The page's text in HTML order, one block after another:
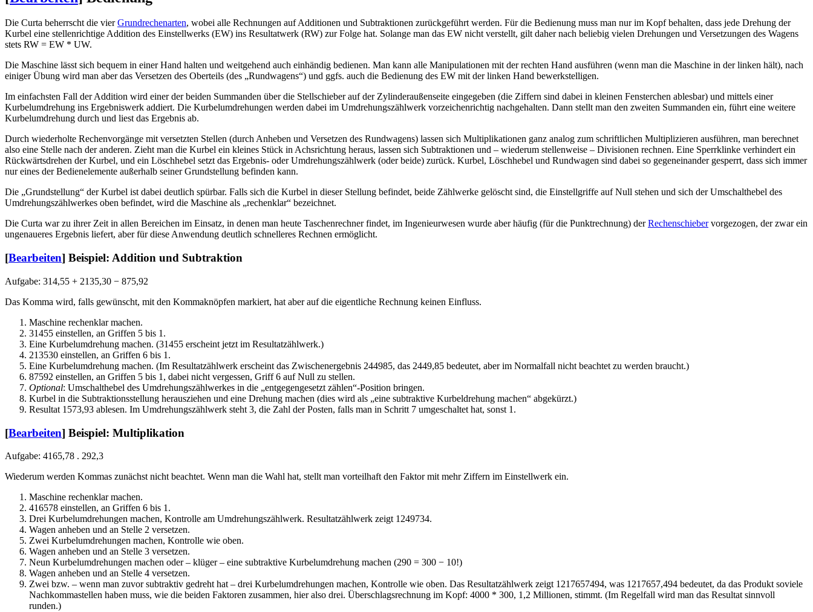
Die Curta beherrscht die vierGrundrechenarten, wobei alle Rechnungen auf Additionen und Subtraktionen zurückgeführt werden. Für die Bedienung muss man nur im Kopf behalten, dass jede Drehung der
Kurbel eine stellenrichtige Addition des Einstellwerks (EW) ins Resultatwerk (RW) zur Folge hat. Solange man das EW nicht verstellt, gilt daher nach beliebig vielen Drehungen und Versetzungen des Wagens
stets RW = EW * UW.
Die Maschine lässt sich bequem in einer Hand halten und weitgehend auch einhändig bedienen. Man kann alle Manipulationen mit der rechten Hand ausführen (wenn man die Maschine in der linken hält), nach
einiger Übung wird man aber das Versetzen des Oberteils (des „Rundwagens“) und ggfs. auch die Bedienung des EW mit der linken Hand bewerkstelligen.
Im einfachsten Fall der Addition wird einer der beiden Summanden über die Stellschieber auf der Zylinderaußenseite eingegeben (die Ziffern sind dabei in kleinen Fensterchen ablesbar) und mittels einer
Kurbelumdrehung ins Ergebniswerk addiert. Die Kurbelumdrehungen werden dabei im Umdrehungszählwerk vorzeichenrichtig nachgehalten. Dann stellt man den zweiten Summanden ein, führt eine weitere
Kurbelumdrehung durch und liest das Ergebnis ab.
Durch wiederholte Rechenvorgänge mit versetzten Stellen (durch Anheben und Versetzen des Rundwagens) lassen sich Multiplikationen ganz analog zum schriftlichen Multiplizieren ausführen, man berechnet
also eine Stelle nach der anderen. Zieht man die Kurbel ein kleines Stück in Achsrichtung heraus, lassen sich Subtraktionen und – wiederum stellenweise – Divisionen rechnen. Eine Sperrklinke verhindert ein
Rückwärtsdrehen der Kurbel, und ein Löschhebel setzt das Ergebnis- oder Umdrehungszählwerk (oder beide) zurück. Kurbel, Löschhebel und Rundwagen sind dabei so gegeneinander gesperrt, dass sich immer
nur eines der Bedienelemente außerhalb seiner Grundstellung befinden kann.
Die „Grundstellung“ der Kurbel ist dabei deutlich spürbar. Falls sich die Kurbel in dieser Stellung befindet, beide Zählwerke gelöscht sind, die Einstellgriffe auf Null stehen und sich der Umschalthebel des
Umdrehungszählwerkes oben befindet, wird die Maschine als „rechenklar“ bezeichnet.
Die Curta war zu ihrer Zeit in allen Bereichen im Einsatz, in denen man heute Taschenrechner findet, im Ingenieurwesen wurde aber häufig (für die Punktrechnung) derRechenschiebervorgezogen, der zwar ein
ungenaueres Ergebnis liefert, aber für diese Anwendung deutlich schnelleres Rechnen ermöglicht.
[Bearbeiten] Beispiel: Addition und Subtraktion
Aufgabe: 314,55 + 2135,30 − 875,92
Das Komma wird, falls gewünscht, mit den Kommaknöpfen markiert, hat aber auf die eigentliche Rechnung keinen Einfluss.
Maschine rechenklar machen.
31455 einstellen, an Griffen 5 bis 1.
Eine Kurbelumdrehung machen. (31455 erscheint jetzt im Resultatzählwerk.)
213530 einstellen, an Griffen 6 bis 1.
Eine Kurbelumdrehung machen. (Im Resultatzählwerk erscheint das Zwischenergebnis 244985, das 2449,85 bedeutet, aber im Normalfall nicht beachtet zu werden braucht.)
87592 einstellen, an Griffen 5 bis 1, dabei nicht vergessen, Griff 6 auf Null zu stellen.
Optional: Umschalthebel des Umdrehungszählwerkes in die „entgegengesetzt zählen“-Position bringen.
Kurbel in die Subtraktionsstellung herausziehen und eine Drehung machen (dies wird als „eine subtraktive Kurbeldrehung machen“ abgekürzt.)
Resultat 1573,93 ablesen. Im Umdrehungszählwerk steht 3, die Zahl der Posten, falls man in Schritt 7 umgeschaltet hat, sonst 1.
[Bearbeiten] Beispiel: Multiplikation
Aufgabe: 4165,78 . 292,3
Wiederum werden Kommas zunächst nicht beachtet. Wenn man die Wahl hat, stellt man vorteilhaft den Faktor mit mehr Ziffern im Einstellwerk ein.
Maschine rechenklar machen.
416578 einstellen, an Griffen 6 bis 1.
Drei Kurbelumdrehungen machen, Kontrolle am Umdrehungszählwerk. Resultatzählwerk zeigt 1249734.
Wagen anheben und an Stelle 2 versetzen.
Zwei Kurbelumdrehungen machen, Kontrolle wie oben.
Wagen anheben und an Stelle 3 versetzen.
Neun Kurbelumdrehungen machen oder – klüger – eine subtraktive Kurbelumdrehung machen (290 = 300 − 10!)
Wagen anheben und an Stelle 4 versetzen.
Zwei bzw. – wenn man zuvor subtraktiv gedreht hat – drei Kurbelumdrehungen machen, Kontrolle wie oben. Das Resultatzählwerk zeigt 1217657494, was 1217657,494 bedeutet, da das Produkt soviele
Nachkommastellen haben muss, wie die beiden Faktoren zusammen, hier also drei. Überschlagsrechnung im Kopf: 4000 * 300, 1,2 Millionen, stimmt. (Im Regelfall wird man das Resultat sinnvoll
runden.)